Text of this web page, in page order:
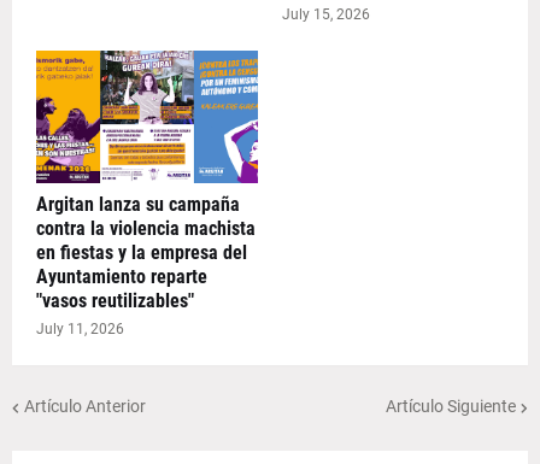
July 15, 2026
Argitan lanza su campaña
contra la violencia machista
en fiestas y la empresa del
Ayuntamiento reparte
"vasos reutilizables"
July 11, 2026
Artículo Anterior Artículo Siguiente